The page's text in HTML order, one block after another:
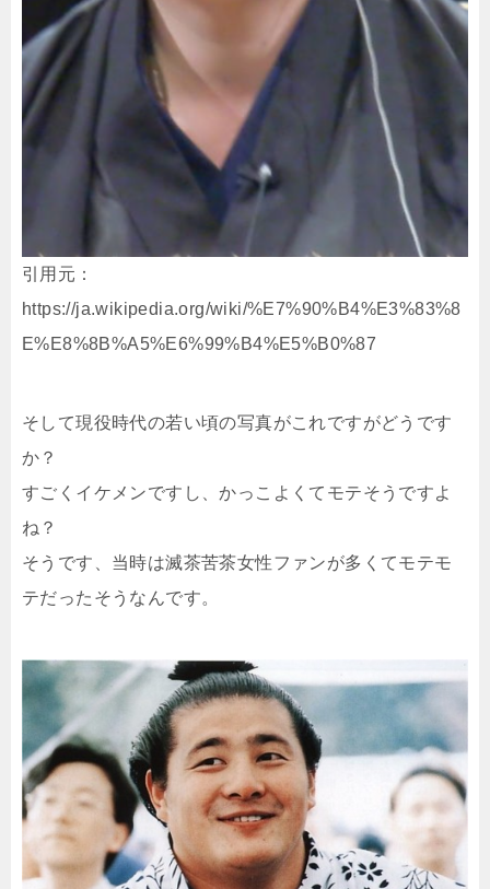
引用元：
https://ja.wikipedia.org/wiki/%E7%90%B4%E3%83%8
E%E8%8B%A5%E6%99%B4%E5%B0%87
そして現役時代の若い頃の写真がこれですがどうです
か？
すごくイケメンですし、かっこよくてモテそうですよ
ね？
そうです、当時は滅茶苦茶女性ファンが多くてモテモ
テだったそうなんです。